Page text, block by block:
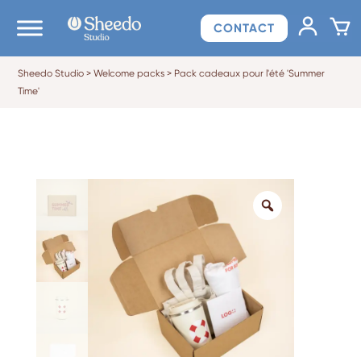
CONTACT
Sheedo Studio >Welcome packs > Pack cadeaux pour l'été 'Summer
Time'